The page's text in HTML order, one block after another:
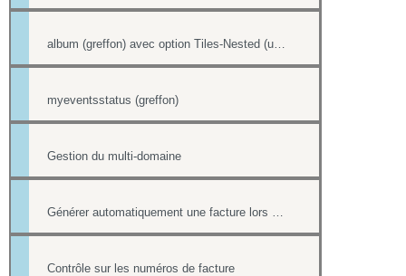
myeventsstatus (greffon)
Gestion du multi-domaine
Contrôle sur les numéros de facture